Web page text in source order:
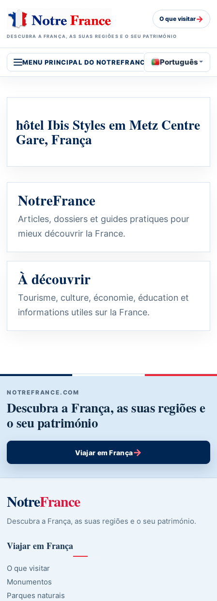
DESCUBRA A FRANÇA, AS SUAS REGIÕES E O SEU PATRIMÓNIO
O que visitar→
MENU PRINCIPAL DO NOTREFRANCE Português
hôtel Ibis Styles em Metz Centre
Gare, França
NotreFrance
Articles, dossiers et guides pratiques pour
mieux découvrir la France.
À découvrir
Tourisme, culture, économie, éducation et
informations utiles sur la France.
NOTREFRANCE.COM
Descubra a França, as suas regiões e
o seu património
Viajar em França→
NotreFrance
Descubra a França, as suas regiões e o seu património.
Viajar em França
O que visitar
Monumentos
Parques naturais